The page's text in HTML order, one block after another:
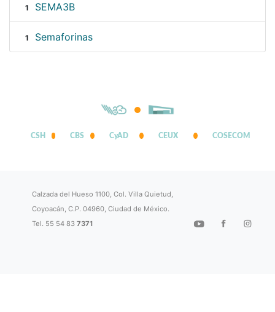
1 SEMA3B
1 Semaforinas
CSH CBS CyAD CEUX COSECOM
Calzada del Hueso 1100, Col. Villa Quietud,
Coyoacán, C.P. 04960, Ciudad de México.
Tel. 55 54 837371